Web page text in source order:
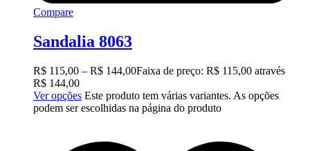
Compare
Sandalia 8063
R$ 115,00 – R$ 144,00Faixa de preço: R$ 115,00 através
R$ 144,00
Ver opções Este produto tem várias variantes. As opções
podem ser escolhidas na página do produto